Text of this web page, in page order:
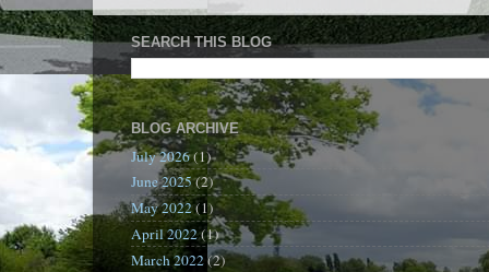
SEARCH THIS BLOG
BLOG ARCHIVE
July 2026(1)
June 2025(2)
May 2022(1)
April 2022(1)
March 2022(2)